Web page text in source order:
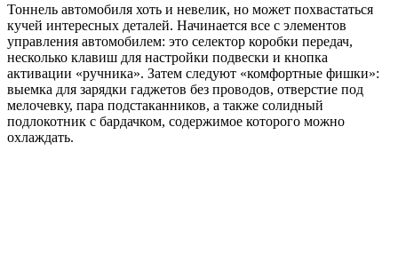
Тоннель автомобиля хоть и невелик, но может похвастаться
кучей интересных деталей. Начинается все с элементов
управления автомобилем: это селектор коробки передач,
несколько клавиш для настройки подвески и кнопка
активации «ручника». Затем следуют «комфортные фишки»:
выемка для зарядки гаджетов без проводов, отверстие под
мелочевку, пара подстаканников, а также солидный
подлокотник с бардачком, содержимое которого можно
охлаждать.